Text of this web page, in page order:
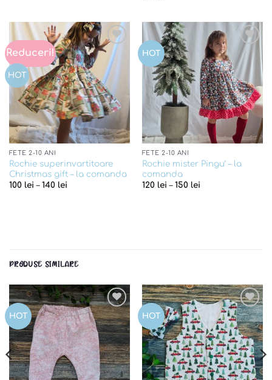
Reduceri!
HOT
Add to
wishlist
FETE 2-10 ANI
Rochie superinvartitoare
Christmas gift – la comanda
100 lei – 140 lei
HOT
Add to
wishlist
FETE 2-10 ANI
Rochie mister Pingu’ – la
comanda
120 lei – 150 lei
PRODUSE SIMILARE
HOT
Add to
wishlist
HOT
Add to
wishlist